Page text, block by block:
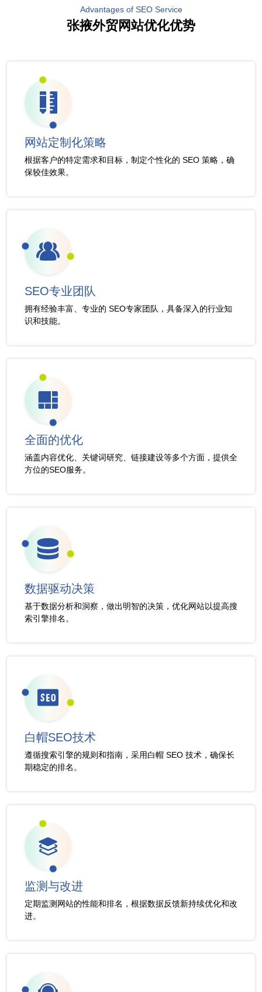
Advantages of SEO Service
张掖外贸网站优化优势
网站定制化策略
根据客户的特定需求和目标，制定个性化的 SEO 策略，确
保较佳效果。
SEO专业团队
拥有经验丰富、专业的 SEO专家团队，具备深入的行业知
识和技能。
全面的优化
涵盖内容优化、关键词研究、链接建设等多个方面，提供全
方位的SEO服务。
数据驱动决策
基于数据分析和洞察，做出明智的决策，优化网站以提高搜
索引擎排名。
白帽SEO技术
遵循搜索引擎的规则和指南，采用白帽 SEO 技术，确保长
期稳定的排名。
监测与改进
定期监测网站的性能和排名，根据数据反馈新持续优化和改
进。